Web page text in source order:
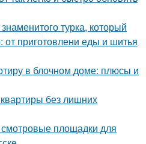
турка, который
приготовлени еды и шитья
в блочном доме: плюсы и
без лишних
площадки для